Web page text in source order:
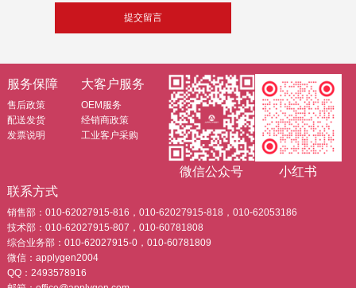
服务保障
售后政策
配送发货
发票说明
大客户服务
OEM服务
经销商政策
工业客户采购
微信公众号
小红书
联系方式
销售部：010-62027915-816，010-62027915-818，010-62053186
技术部：010-62027915-807，010-60781808
综合业务部：010-62027915-0，010-60781809
微信：applygen2004
QQ：2493578916